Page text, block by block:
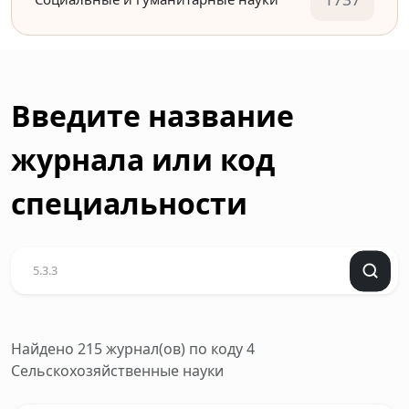
Введите название
журнала или код
специальности
Найдено 215 журнал(ов) по коду 4
Сельскохозяйственные науки